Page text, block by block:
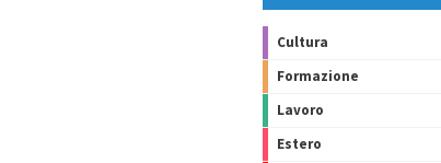
Cultura
Formazione
Lavoro
Estero